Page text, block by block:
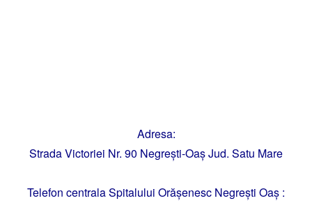
Adresa:
Strada Victoriei Nr. 90 Negrești-Oaș Jud. Satu Mare
Telefon centrala Spitalului Orăşenesc Negreşti Oaş :